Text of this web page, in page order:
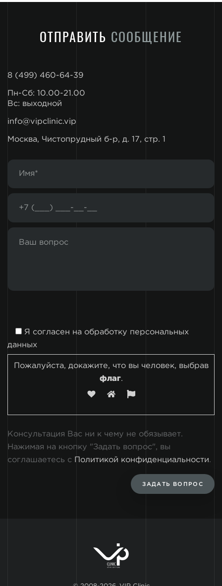
ОТПРАВИТЬ СООБЩЕНИЕ
8 (499) 460-64-39
Пн-Сб: 10.00-21.00
Вс: выходной
info@vipclinic.vip
Москва, Чистопрудный б-р, д. 17, стр. 1
Я согласен на обработку персональных
данных
Пожалуйста, докажите, что вы человек, выбрав
флаг.
Консультация Вас ни к чему не обязывает.
Нажимая на кнопку "Задать вопрос", вы
соглашаетесь с
Политикой конфиденциальности.
ЗАДАТЬ ВОПРОС